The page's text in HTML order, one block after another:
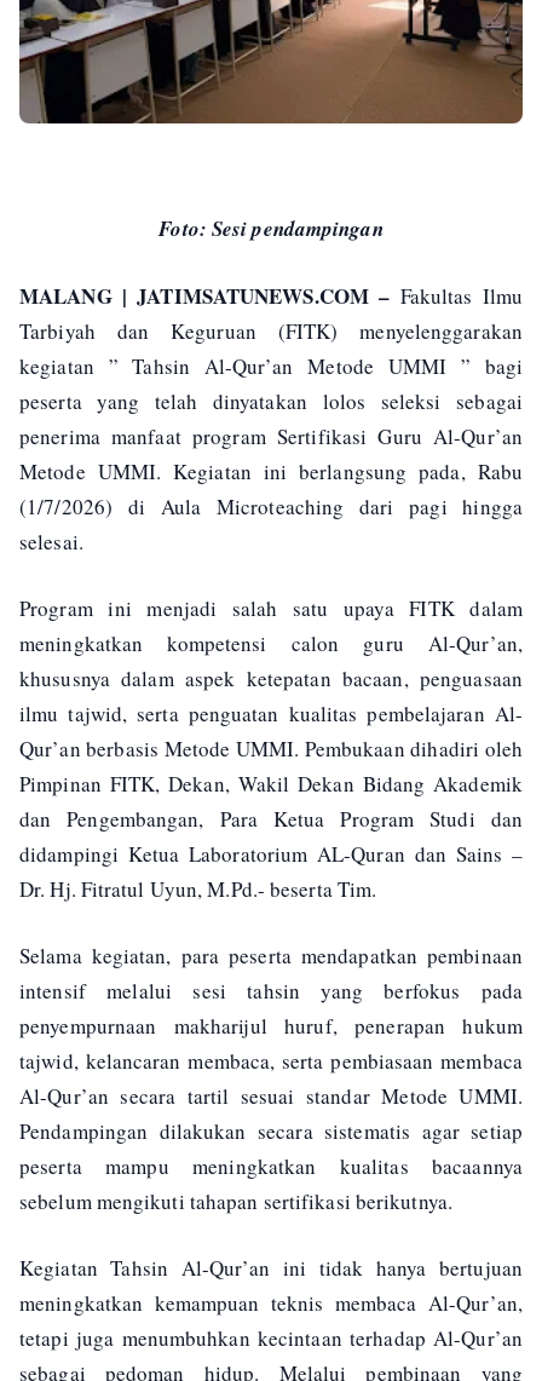
Foto: Sesi pendampingan
MALANG | JATIMSATUNEWS.COM – Fakultas Ilmu
Tarbiyah dan Keguruan (FITK) menyelenggarakan
kegiatan ” Tahsin Al-Qur’an Metode UMMI ” bagi
peserta yang telah dinyatakan lolos seleksi sebagai
penerima manfaat program Sertifikasi Guru Al-Qur’an
Metode UMMI. Kegiatan ini berlangsung pada, Rabu
(1/7/2026) di Aula Microteaching dari pagi hingga
selesai.
Program ini menjadi salah satu upaya FITK dalam
meningkatkan kompetensi calon guru Al-Qur’an,
khususnya dalam aspek ketepatan bacaan, penguasaan
ilmu tajwid, serta penguatan kualitas pembelajaran Al-
Qur’an berbasis Metode UMMI. Pembukaan dihadiri oleh
Pimpinan FITK, Dekan, Wakil Dekan Bidang Akademik
dan Pengembangan, Para Ketua Program Studi dan
didampingi Ketua Laboratorium AL-Quran dan Sains –
Dr. Hj. Fitratul Uyun, M.Pd.- beserta Tim.
Selama kegiatan, para peserta mendapatkan pembinaan
intensif melalui sesi tahsin yang berfokus pada
penyempurnaan makharijul huruf, penerapan hukum
tajwid, kelancaran membaca, serta pembiasaan membaca
Al-Qur’an secara tartil sesuai standar Metode UMMI.
Pendampingan dilakukan secara sistematis agar setiap
peserta mampu meningkatkan kualitas bacaannya
sebelum mengikuti tahapan sertifikasi berikutnya.‎
Kegiatan Tahsin Al-Qur’an ini tidak hanya bertujuan
meningkatkan kemampuan teknis membaca Al-Qur’an,
tetapi juga menumbuhkan kecintaan terhadap Al-Qur’an
sebagai pedoman hidup. Melalui pembinaan yang